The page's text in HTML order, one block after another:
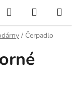
Hledat
KOŠÍK
/ Čerpadlo